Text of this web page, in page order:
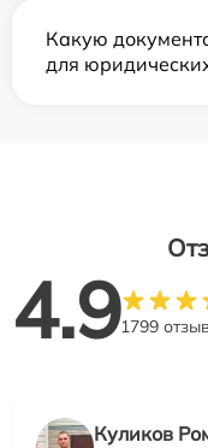
Какую
для
4.91799
Куликов